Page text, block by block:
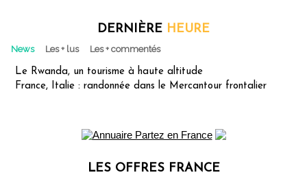
DERNIÈRE HEURE
News Les + lus Les + commentés
Le Rwanda, un tourisme à haute altitude
France, Italie : randonnée dans le Mercantour frontalier
LES OFFRES FRANCE